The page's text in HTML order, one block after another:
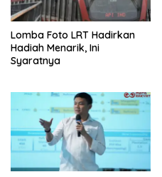
Lomba Foto LRT Hadirkan
Hadiah Menarik, Ini
Syaratnya